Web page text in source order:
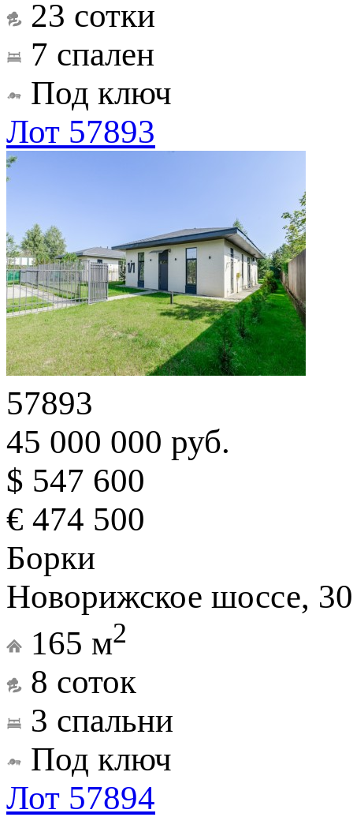
23 сотки
7 спален
Под ключ
Лот 57893
57893
45 000 000 руб.
$ 547 600
€ 474 500
Борки
Новорижское шоссе,
165 м2
8 соток
3 спальни
Под ключ
Лот 57894